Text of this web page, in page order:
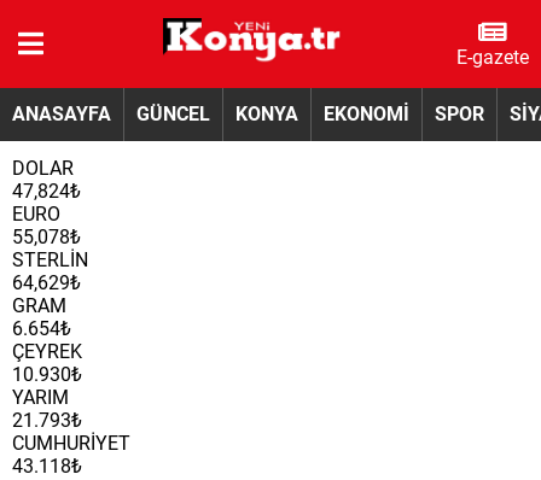
E-gazete
ANASAYFA GÜNCEL KONYA EKONOMİ SPOR
DOLAR
47,824₺
EURO
55,078₺
STERLİN
64,629₺
GRAM
6.654₺
ÇEYREK
10.930₺
YARIM
21.793₺
CUMHURİYET
43.118₺